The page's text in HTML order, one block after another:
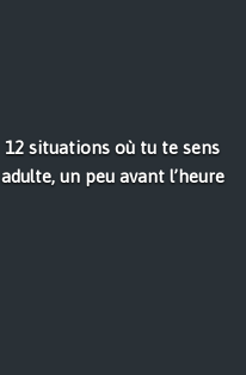
12 situations où tu te sens
adulte, un peu avant l’heure